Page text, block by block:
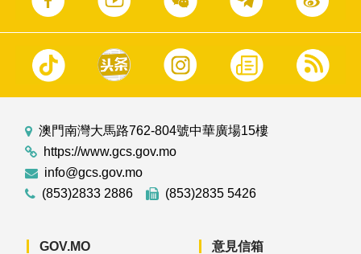
澳門南灣大馬路762-804號中華廣場15樓
https://www.gcs.gov.mo
info@gcs.gov.mo
(853)2833 2886
(853)2835 5426
GOV.MO 意見信箱